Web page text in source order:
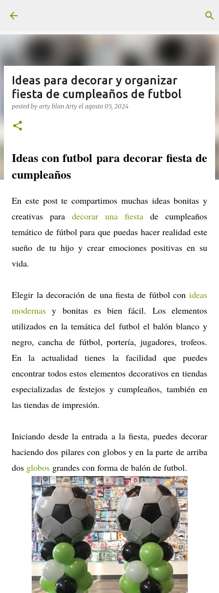
Ideas para decorar y organizar
fiesta de cumpleaños de futbol
posted by arty blanArty el agosto 05, 2024
Ideas con futbol para decorar fiesta de
cumpleaños
En este post te compartimos muchas ideas bonitas y
creativas para decorar una fiesta de cumpleaños
temático de fútbol para que puedas hacer realidad este
sueño de tu hijo y crear emociones positivas en su
vida.
Elegir la decoración de una fiesta de fútbol con ideas
modernas y bonitas es bien fácil. Los elementos
utilizados en la temática del futbol el balón blanco y
negro, cancha de fútbol, portería, jugadores, trofeos.
En la actualidad tienes la facilidad que puedes
encontrar todos estos elementos decorativos en tiendas
especializadas de festejos y cumpleaños, también en
las tiendas de impresión.
Iniciando desde la entrada a la fiesta, puedes decorar
haciendo dos pilares con globos y en la parte de arriba
dos globos grandes con forma de balón de futbol.